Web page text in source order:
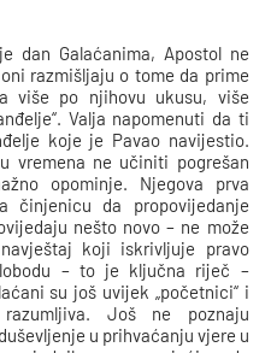
dan Galaćanima, Apostol ne
razmišljaju o tome da prime
više po njihovu ukusu, više
Valja napomenuti da ti
koje je Pavao navijestio.
vremena ne učiniti pogrešan
opominje. Njegova prva
činjenicu da propovijedanje
nešto novo – ne može
koji iskrivljuje pravo
– to je ključna riječ –
su još uvijek „početnici“ i
Još ne poznaju
u prihvaćanju vjere u